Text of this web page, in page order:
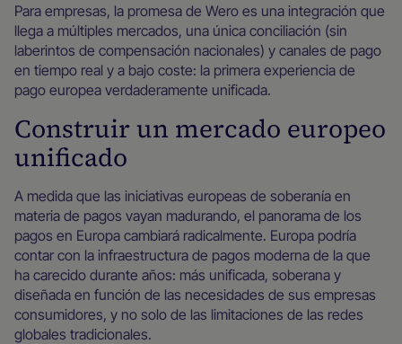
Para empresas, la promesa de Wero es una integración que
llega a múltiples mercados, una única conciliación (sin
laberintos de compensación nacionales) y canales de pago
en tiempo real y a bajo coste: la primera experiencia de
pago europea verdaderamente unificada.
Construir un mercado europeo
unificado
A medida que las iniciativas europeas de soberanía en
materia de pagos vayan madurando, el panorama de los
pagos en Europa cambiará radicalmente. Europa podría
contar con la infraestructura de pagos moderna de la que
ha carecido durante años: más unificada, soberana y
diseñada en función de las necesidades de sus empresas
consumidores, y no solo de las limitaciones de las redes
globales tradicionales.